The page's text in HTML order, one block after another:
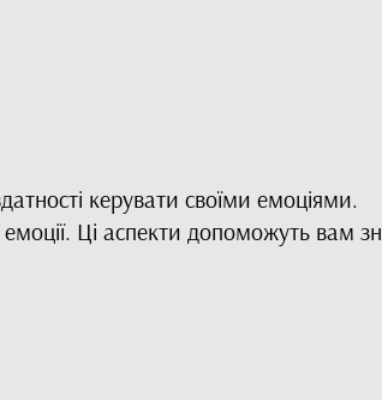
керувати своїми емоціями.
Ці аспекти допоможуть вам